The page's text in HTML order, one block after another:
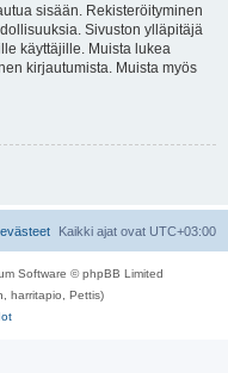
sisään. Rekisteröityminen
Sivuston ylläpitäjä
käyttäjille. Muista lukea
kirjautumista. Muista myös
Kaikki ajat ovat UTC+03:00
Software © phpBB Limited
harritapio, Pettis)